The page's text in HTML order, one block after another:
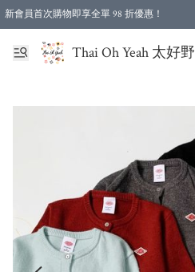
新會員首次購物即享全單 98 折優惠！
特選會員可享全單低至 96 折優惠！
Thai Oh Yeah 太好野